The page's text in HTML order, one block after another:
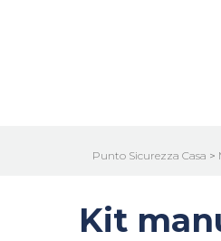
Punto Sicurezza Casa >
Kit